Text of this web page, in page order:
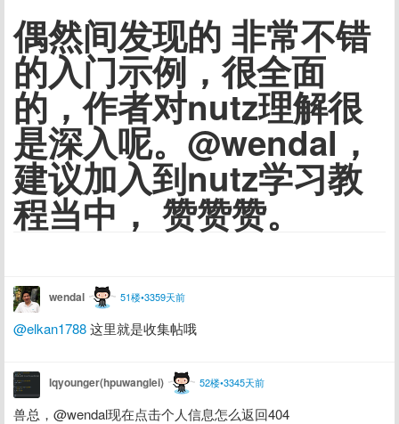
偶然间发现的 非常不错
的入门示例，很全面
的，作者对nutz理解很
是深入呢。@wendal，
建议加入到nutz学习教
程当中， 赞赞赞。
wendal 51楼•3359天前
@elkan1788 这里就是收集帖哦
lqyounger(hpuwanglei) 52楼•3345天前
兽总，@wendal现在点击个人信息怎么返回404